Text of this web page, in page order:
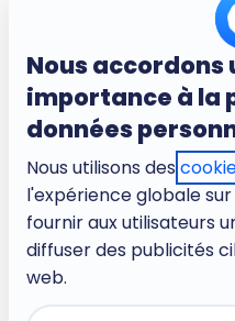
Nous accordons
importance à la
données
Nous utilisons des
l'expérience globale
fournir aux utilisateurs
diffuser des publicités
web.
Guides et livres blancs
Intégrations LMS
Centre d'aide
À propos
Entreprise
Carrières